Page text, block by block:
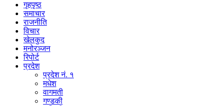
गृहपृष्ठ
समाचार
राजनीति
विचार
खेलकुद
मनोरञ्जन
रिपोर्ट
प्रदेश
प्रदेश नं. १
मधेश
वागमती
गण्डकी